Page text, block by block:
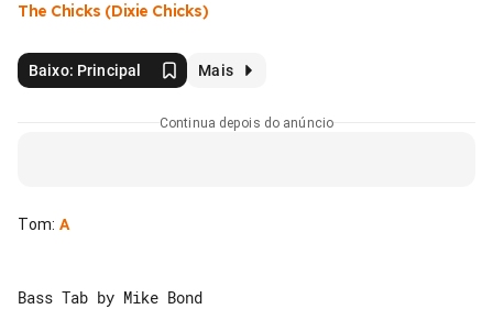
The Chicks (Dixie Chicks)
Baixo: Principal Mais
Continua depois do anúncio
Tom: A
Bass Tab by Mike Bond